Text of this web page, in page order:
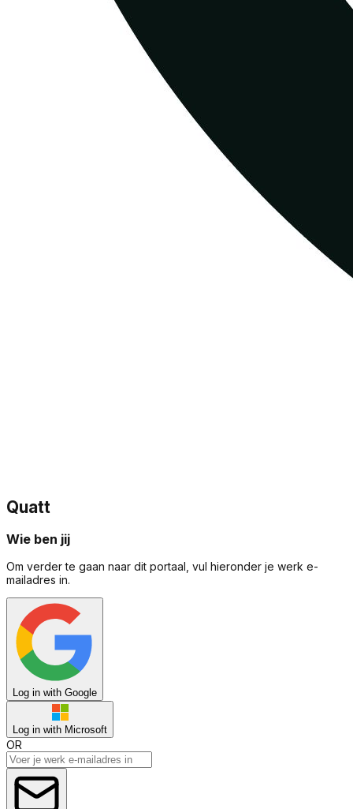
Quatt
Wie ben jij
Om verder te gaan naar dit portaal, vul hieronder je werk e-
mailadres in.
Log in with Google
Log in with Microsoft
OR